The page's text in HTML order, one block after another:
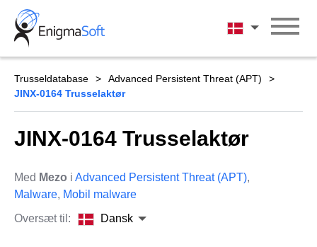
Skip
content
Dansk
Trusseldatabase
Advanced Persistent Threat (APT)
JINX-0164 Trusselaktør
JINX-0164 Trusselaktør
Med Mezo i Advanced Persistent Threat (APT),
Malware, Mobil malware
Oversæt til:
Dansk